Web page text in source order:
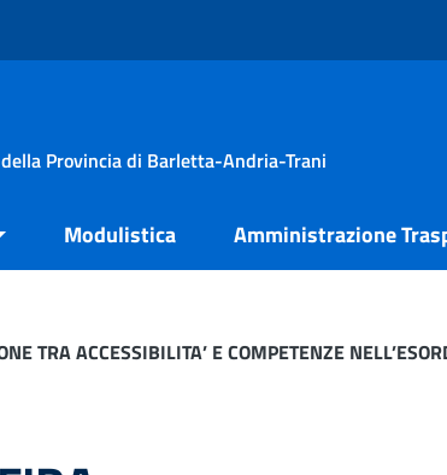
Provincia di Barletta-Andria-Trani
Modulistica Amministrazione
TRA ACCESSIBILITA’ E COMPETENZE